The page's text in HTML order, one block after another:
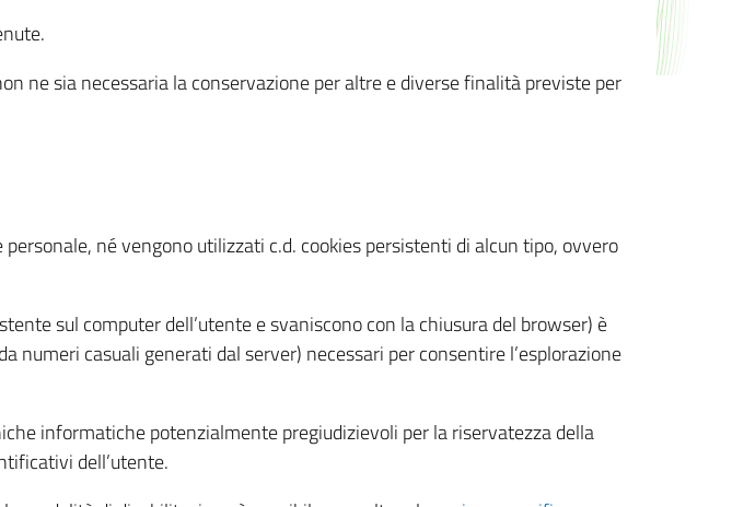
ne sia necessaria la conservazione per altre e diverse finalità previste per
né vengono utilizzati c.d. cookies persistenti di alcun tipo, ovvero
sul computer dell’utente e svaniscono con la chiusura del browser) è
casuali generati dal server) necessari per consentire l’esplorazione
informatiche potenzialmente pregiudizievoli per la riservatezza della
dell’utente.